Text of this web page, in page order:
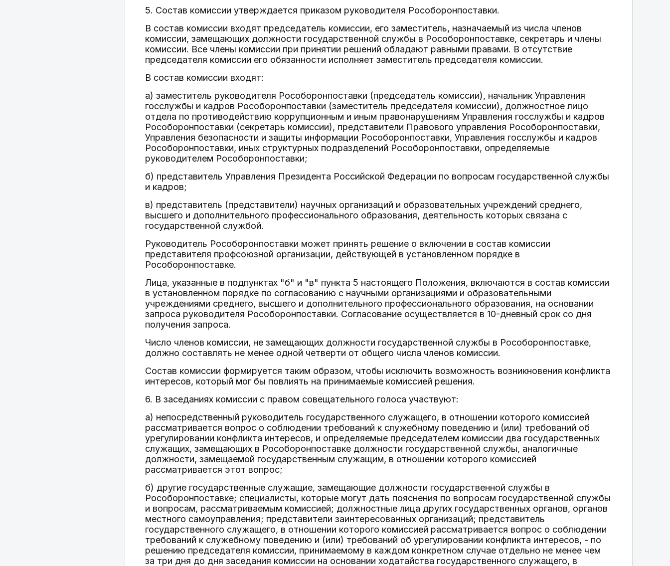
5. Состав комиссии утверждается приказом руководителя Рособоронпоставки.
В состав комиссии входят председатель комиссии, его заместитель, назначаемый из числа членов
комиссии, замещающих должности государственной службы в Рособоронпоставке, секретарь и члены
комиссии. Все члены комиссии при принятии решений обладают равными правами. В отсутствие
председателя комиссии его обязанности исполняет заместитель председателя комиссии.
В состав комиссии входят:
а) заместитель руководителя Рособоронпоставки (председатель комиссии), начальник Управления
госслужбы и кадров Рособоронпоставки (заместитель председателя комиссии), должностное лицо
отдела по противодействию коррупционным и иным правонарушениям Управления госслужбы и кадров
Рособоронпоставки (секретарь комиссии), представители Правового управления Рособоронпоставки,
Управления безопасности и защиты информации Рособоронпоставки, Управления госслужбы и кадров
Рособоронпоставки, иных структурных подразделений Рособоронпоставки, определяемые
руководителем Рособоронпоставки;
б) представитель Управления Президента Российской Федерации по вопросам государственной службы
и кадров;
в) представитель (представители) научных организаций и образовательных учреждений среднего,
высшего и дополнительного профессионального образования, деятельность которых связана с
государственной службой.
Руководитель Рособоронпоставки может принять решение о включении в состав комиссии
представителя профсоюзной организации, действующей в установленном порядке в
Рособоронпоставке.
Лица, указанные в подпунктах "б" и "в" пункта 5 настоящего Положения, включаются в состав комиссии
в установленном порядке по согласованию с научными организациями и образовательными
учреждениями среднего, высшего и дополнительного профессионального образования, на основании
запроса руководителя Рособоронпоставки. Согласование осуществляется в 10-дневный срок со дня
получения запроса.
Число членов комиссии, не замещающих должности государственной службы в Рособоронпоставке,
должно составлять не менее одной четверти от общего числа членов комиссии.
Состав комиссии формируется таким образом, чтобы исключить возможность возникновения конфликта
интересов, который мог бы повлиять на принимаемые комиссией решения.
6. В заседаниях комиссии с правом совещательного голоса участвуют:
а) непосредственный руководитель государственного служащего, в отношении которого комиссией
рассматривается вопрос о соблюдении требований к служебному поведению и (или) требований об
урегулировании конфликта интересов, и определяемые председателем комиссии два государственных
служащих, замещающих в Рособоронпоставке должности государственной службы, аналогичные
должности, замещаемой государственным служащим, в отношении которого комиссией
рассматривается этот вопрос;
б) другие государственные служащие, замещающие должности государственной службы в
Рособоронпоставке; специалисты, которые могут дать пояснения по вопросам государственной службы
и вопросам, рассматриваемым комиссией; должностные лица других государственных органов, органов
местного самоуправления; представители заинтересованных организаций; представитель
государственного служащего, в отношении которого комиссией рассматривается вопрос о соблюдении
требований к служебному поведению и (или) требований об урегулировании конфликта интересов, - по
решению председателя комиссии, принимаемому в каждом конкретном случае отдельно не менее чем
за три дня до дня заседания комиссии на основании ходатайства государственного служащего, в